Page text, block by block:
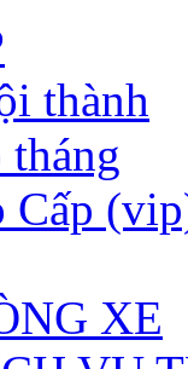
thành
tháng
Cấp
XE